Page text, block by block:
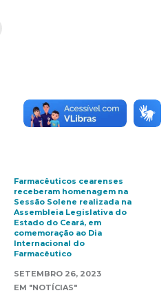
Farmacêuticos cearenses
receberam homenagem na
Sessão Solene realizada na
Assembleia Legislativa do
Estado do Ceará, em
comemoração ao Dia
Internacional do
Farmacêutico
SETEMBRO 26, 2023
EM "NOTÍCIAS"